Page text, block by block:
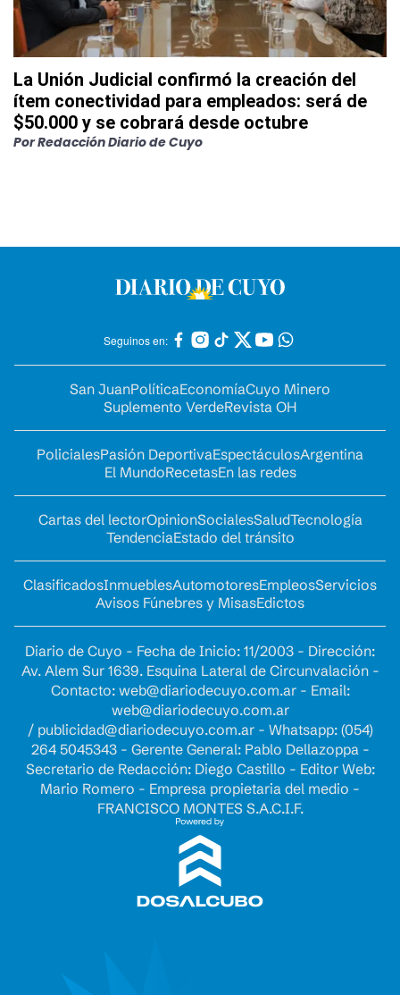
La Unión Judicial confirmó la creación del
ítem conectividad para empleados: será de
$50.000 y se cobrará desde octubre
PorRedacción Diario de Cuyo
Seguinos en:
San JuanPolíticaEconomíaCuyo Minero
Suplemento VerdeRevista OH
PolicialesPasión DeportivaEspectáculosArgentina
El MundoRecetasEn las redes
Cartas del lectorOpinionSocialesSaludTecnología
TendenciaEstado del tránsito
ClasificadosInmueblesAutomotoresEmpleosServicios
Avisos Fúnebres y MisasEdictos
Diario de Cuyo - Fecha de Inicio: 11/2003 - Dirección:
Av. Alem Sur 1639. Esquina Lateral de Circunvalación -
Contacto: web@diariodecuyo.com.ar- Email:
web@diariodecuyo.com.ar
/ publicidad@diariodecuyo.com.ar- Whatsapp: (054)
264 5045343 - Gerente General: Pablo Dellazoppa -
Secretario de Redacción: Diego Castillo - Editor Web:
Mario Romero - Empresa propietaria del medio -
FRANCISCO MONTES S.A.C.I.F.